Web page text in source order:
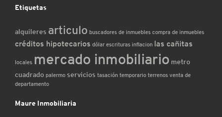
Etiquetas
alquileres articulo buscadores de inmuebles compra de inmuebles
créditos hipotecarios dólar escrituras inflacion las cañitas
locales mercado inmobiliario metro
cuadrado palermo servicios tasación temporario terrenos venta de
departamento
Maure Inmobiliaria